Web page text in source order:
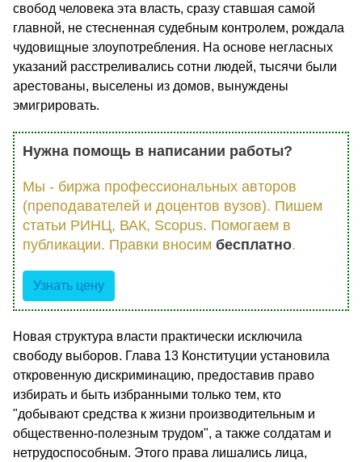
свобод человека эта власть, сразу ставшая самой
главной, не стесненная судебным контролем, рождала
чудовищные злоупотребления. На основе негласных
указаний расстреливались сотни людей, тысячи были
арестованы, выселены из домов, вынуж­дены
эмигрировать.
Нужна помощь в написании работы?
Мы - биржа профессиональных авторов
(преподавателей и доцентов вузов). Пишем
статьи РИНЦ, ВАК, Scopus. Помогаем в
публикации. Правки вносим бесплатно.
Узнать цену
Новая структура власти практически исключила
свободу выбо­ров. Глава 13 Конституции установила
откровенную дискриминацию, предоставив право
избирать и быть избранными только тем, кто
"добывают средства к жизни производительным и
общественно-полезным трудом", а также солдатам и
нетрудоспособным. Этого права лишались лица,